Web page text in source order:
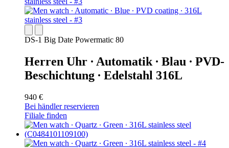
DS-1 Big Date Powermatic 80
Herren Uhr ∙ Automatik ∙ Blau ∙ PVD-
Beschichtung ∙ Edelstahl 316L
940 €
Bei händler reservieren
Filiale finden